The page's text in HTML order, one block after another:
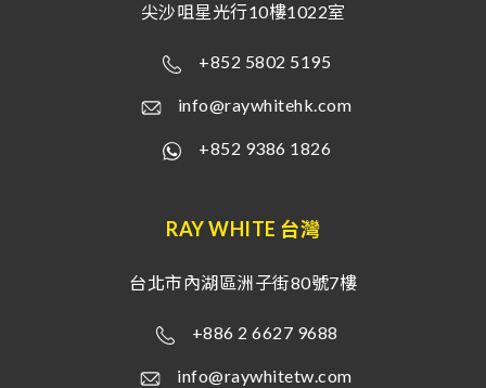
尖沙咀星光行10樓1022室
+852 5802 5195
info@raywhitehk.com
+852 9386 1826
RAY WHITE 台灣
台北市內湖區洲子街80號7樓
+886 2 6627 9688
info@raywhitetw.com